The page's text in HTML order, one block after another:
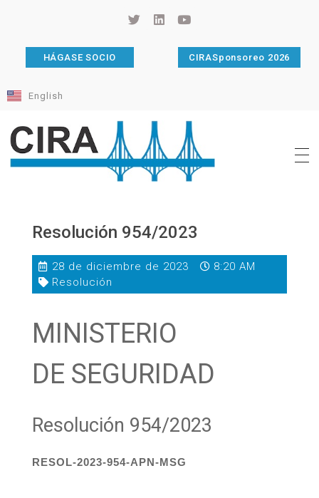
HÁGASE SOCIO CIRASponsoreo 2026
English
Resolución 954/2023
28 de diciembre de 2023
8:20 AM
Resolución
MINISTERIO
DE SEGURIDAD
Resolución 954/2023
RESOL-2023-954-APN-MSG